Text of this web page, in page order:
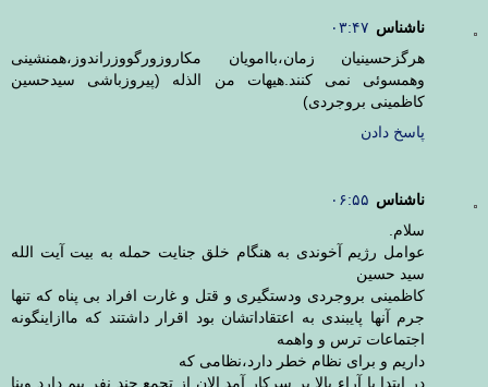
ناشناس ۰۳:۴۷
هرگزحسینیان زمان،باامویان مکاروزورگووزراندوز،همنشینی
وهمسوئی نمی کنند.هیهات من الذله (پیروزباشی سیدحسین
کاظمینی بروجردی)
پاسخ دادن
ناشناس ۰۶:۵۵
سلام.
عوامل رژیم آخوندی به هنگام خلق جنایت حمله به بیت آیت الله
سید حسین
کاظمینی بروجردی ودستگیری و قتل و غارت افراد بی پناه که تنها
جرم آنها پایبندی به اعتقاداتشان بود اقرار داشتند که ماازاینگونه
اجتماعات ترس و واهمه
داریم و برای نظام خطر دارد،نظامی که
در ابتدا با آراء بالا بر سرکار آمد الان از تجمع چند نفر بیم دارد وبنا